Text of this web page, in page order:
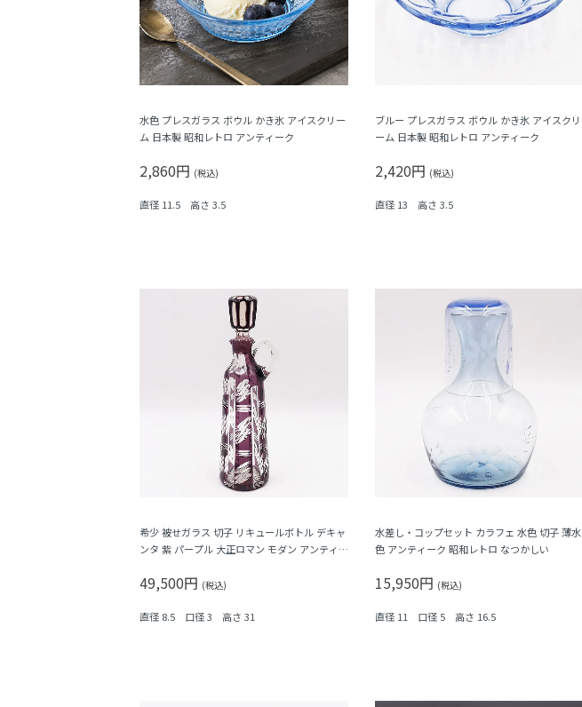
水色 プレスガラス ボウル かき氷 アイスクリー
ム 日本製 昭和レトロ アンティーク
2,860円 (税込)
直径 11.5 高さ 3.5
ブルー プレスガラス ボウル かき氷 アイスクリ
ーム 日本製 昭和レトロ アンティーク
2,420円 (税込)
直径 13 高さ 3.5
希少 被せガラス 切子 リキュールボトル デキャ
ンタ 紫 パープル 大正ロマン モダン アンティー
49,500円 (税込)
直径 8.5 口径 3 高さ 31
水差し・コップセット カラフェ 水色 切子 薄水
色 アンティーク 昭和レトロ なつかしい
15,950円 (税込)
直径 11 口径 5 高さ 16.5